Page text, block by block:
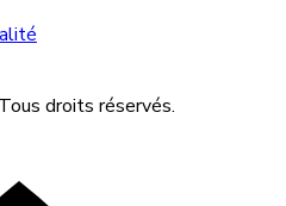
droits réservés.